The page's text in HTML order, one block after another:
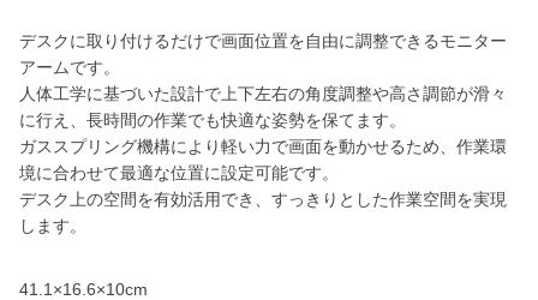
デスクに取り付けるだけで画面位置を自由に調整できるモニター
アームです。
人体工学に基づいた設計で上下左右の角度調整や高さ調節が滑々
に行え、長時間の作業でも快適な姿勢を保てます。
ガススプリング機構により軽い力で画面を動かせるため、作業環
境に合わせて最適な位置に設定可能です。
デスク上の空間を有効活用でき、すっきりとした作業空間を実現
します。
41.1×16.6×10cm